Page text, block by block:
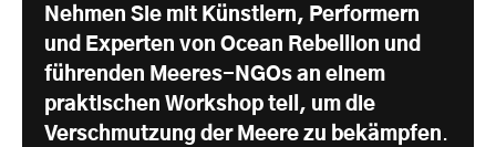
Nehmen Sie mit Künstlern, Performern
und Experten von Ocean Rebellion und
führenden Meeres-NGOs an einem
praktischen Workshop teil, um die
Verschmutzung der Meere zu bekämpfen.